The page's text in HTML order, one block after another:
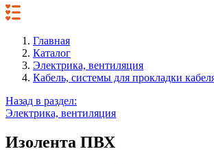
Главная
Каталог
Электрика, вентиляция
Кабель, системы для прокладки
Назад в раздел:
Электрика, вентиляция
Изолента ПВХ